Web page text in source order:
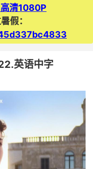
清1080P
假：
英语中字